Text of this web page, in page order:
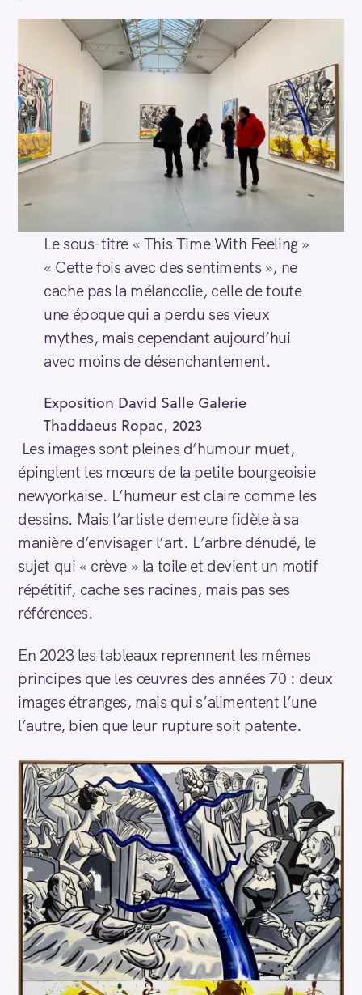
Le sous-titre « This Time With Feeling »
« Cette fois avec des sentiments », ne
cache pas la mélancolie, celle de toute
une époque qui a perdu ses vieux
mythes, mais cependant aujourd’hui
avec moins de désenchantement.
Exposition David Salle Galerie
Thaddaeus Ropac, 2023
Les images sont pleines d’humour muet,
épinglent les mœurs de la petite bourgeoisie
newyorkaise. L’humeur est claire comme les
dessins. Mais l’artiste demeure fidèle à sa
manière d’envisager l’art. L’arbre dénudé, le
sujet qui « crève » la toile et devient un motif
répétitif, cache ses racines, mais pas ses
références.
En 2023 les tableaux reprennent les mêmes
principes que les œuvres des années 70 : deux
images étranges, mais qui s’alimentent l’une
l’autre, bien que leur rupture soit patente.